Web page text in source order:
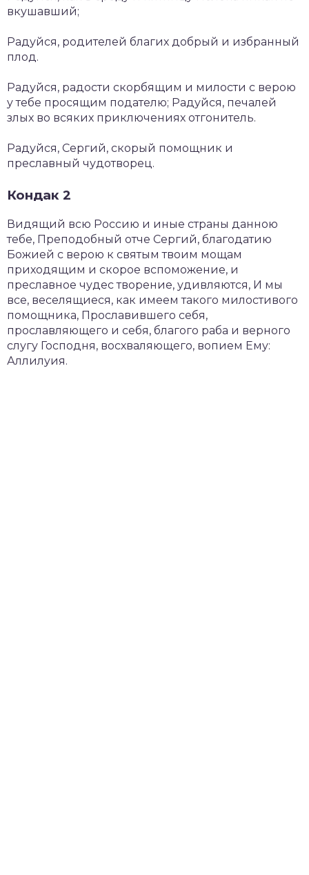
вкушавший;
Радуйся, родителей благих добрый и избранный
плод.
Радуйся, радости скорбящим и милости с верою
у тебе просящим подателю; Радуйся, печалей
злых во всяких приключениях отгонитель.
Радуйся, Сергий, скорый помощник и
преславный чудотворец.
Кондак 2
Видящий всю Россию и иные страны данною
тебе, Преподобный отче Сергий, благодатию
Божией с верою к святым твоим мощам
приходящим и скорое вспоможение, и
преславное чудес творение, удивляются, И мы
все, веселящиеся, как имеем такого милостивого
помощника, Прославившего себя,
прославляющего и себя, благого раба и верного
слугу Господня, восхваляющего, вопием Ему:
Аллилуия.